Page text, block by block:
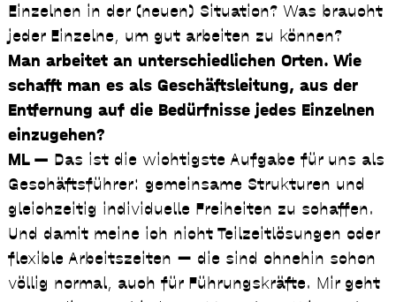
Einzelnen in der (neuen) Situation? Was braucht
jeder Einzelne, um gut arbeiten zu können?
Man arbeitet an unterschiedlichen Orten. Wie
schafft man es als Geschäftsleitung, aus der
Entfernung auf die Bedürfnisse jedes Einzelnen
einzugehen?
ML — Das ist die wichtigste Aufgabe für uns als
Geschäftsführer: gemeinsame Strukturen und
gleichzeitig individuelle Freiheiten zu schaffen.
Und damit meine ich nicht Teilzeitlösungen oder
flexible Arbeitszeiten — die sind ohnehin schon
völlig normal, auch für Führungskräfte. Mir geht